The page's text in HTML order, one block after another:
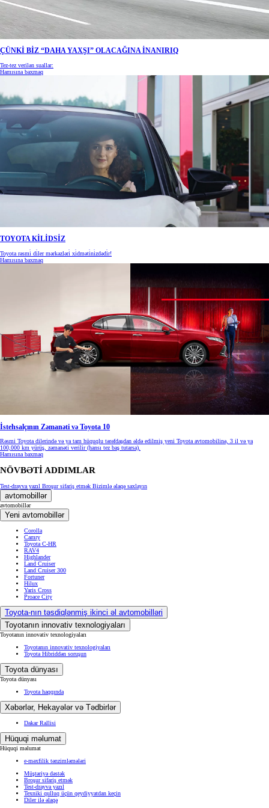
ÇÜNKİ BİZ “DAHA YAXŞI” OLACAĞINA İNANIRIQ
Tez-tez verilən suallar:
Hamısına baxmaq
TOYOTA KİLİDSİZ
Toyota rəsmi̇ di̇ler mərkəzləri̇ xi̇dməti̇ni̇zdədi̇r!
Hamısına baxmaq
İstehsalçının Zəmanəti və Toyota 10
Rəsmi Toyota dilerində və ya tam hüquqlu tərəfdaşdan əldə edilmiş yeni Toyota avtomobilinə, 3 il və ya
100,000 km yürüş, zəmanəti verilir (hansı tez baş tutarsa).
Hamısına baxmaq
NÖVBƏTİ ADDIMLAR
Test-drayva yazıl Broşur sifariş etmək Bizimlə əlaqə saxlayın
avtomobillər
avtomobillər
Yeni avtomobillər
Corolla
Camry
Toyota C-HR
RAV4
Highlander
Land Cruiser
Land Cruiser 300
Fortuner
Hilux
Yaris Cross
Proace City
Toyota-nın təsdiqlənmiş ikinci əl avtomobilləri
Toyotanın innovativ texnologiyaları
Toyotanın innovativ texnologiyaları
Toyotanın innovativ texnologiyaları
Toyota Hibriddən soruşun
Toyota dünyası
Toyota dünyası
Toyota haqqında
Xəbərlər, Hekayələr və Tədbirlər
Dakar Rallisi
Hüquqi məlumat
Hüquqi məlumat
e-məxfilik tənzimləmələri
Müştəriyə dəstək
Broşur sifariş etmək
Test-drayva yazıl
Texniki qulluq üçün qeydiyyatdan keçin
Diler ilə əlaqə